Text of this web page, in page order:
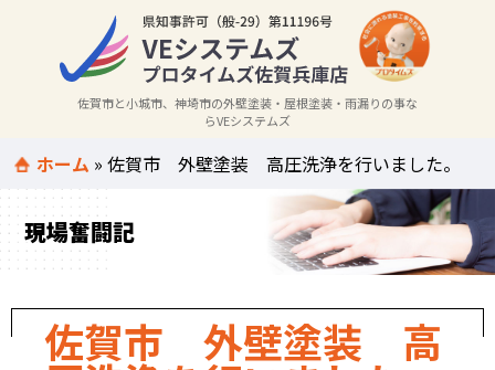
佐賀市と小城市、神埼市の外壁塗装・屋根塗装・雨漏りの事な
らVEシステムズ
ホーム »佐賀市 外壁塗装 高圧洗浄を行いました。
現場奮闘記
佐賀市 外壁塗装 高